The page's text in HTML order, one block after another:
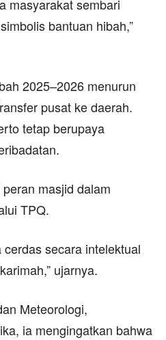
masyarakat sembari
bantuan hibah,”
2025–2026 menurun
pusat ke daerah.
tetap berupaya
masjid dalam
TPQ.
cerdas secara intelektual
ujarnya.
Meteorologi,
ia mengingatkan bahwa